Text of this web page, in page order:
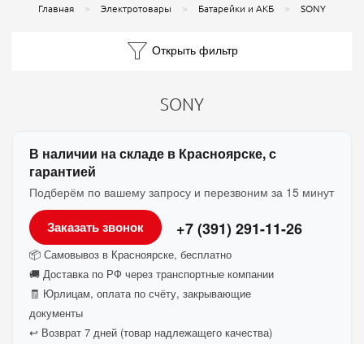
Главная Электротовары Батарейки и АКБ SONY
Открыть фильтр
SONY
В наличии на складе в Красноярске, с
гарантией
Подберём по вашему запросу и перезвоним за 15 минут
Заказать звонок +7 (391) 291-11-26
📦 Самовывоз в Красноярске, бесплатно
🚚 Доставка по РФ через транспортные компании
🧾 Юрлицам, оплата по счёту, закрывающие
документы
↩️ Возврат 7 дней (товар надлежащего качества)